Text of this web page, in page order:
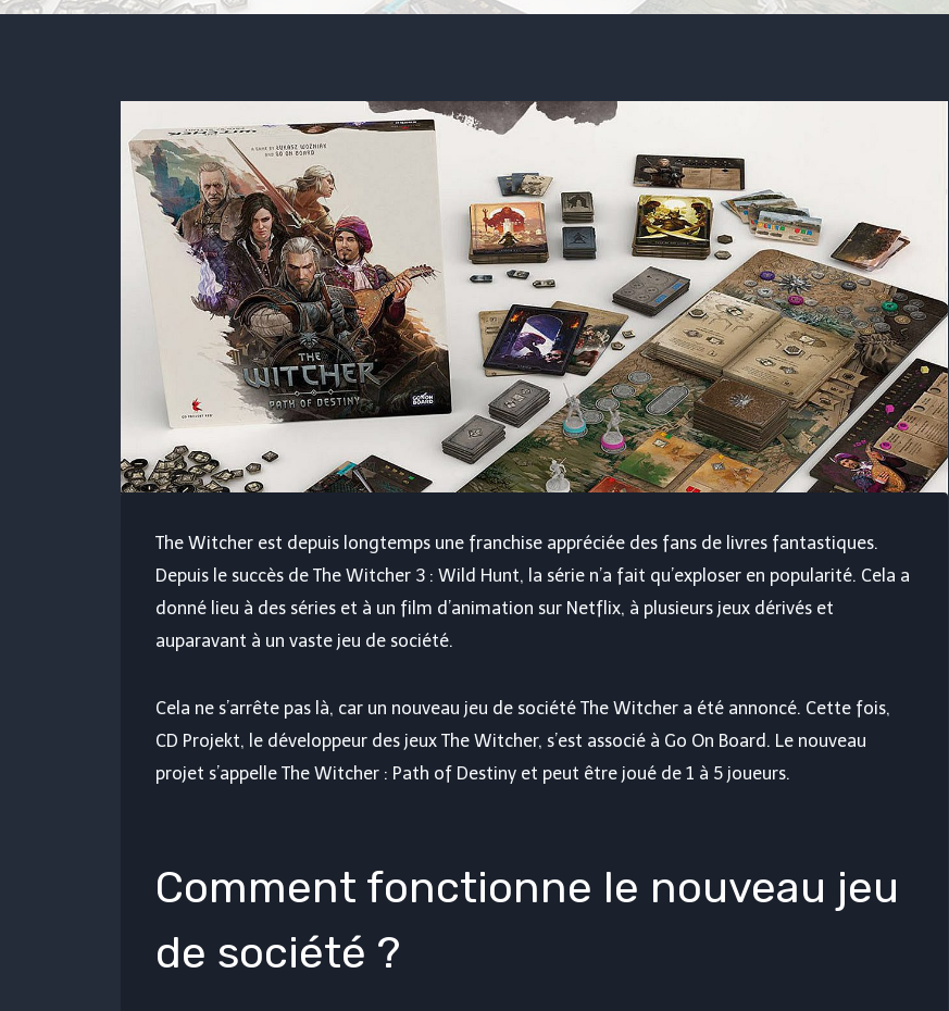
The Witcher est depuis longtemps une franchise appréciée des fans de livres fantastiques.
Depuis le succès de The Witcher 3 : Wild Hunt, la série n’a fait qu’exploser en popularité. Cela a
donné lieu à des séries et à un film d’animation sur Netflix, à plusieurs jeux dérivés et
auparavant à un vaste jeu de société.
Cela ne s’arrête pas là, car un nouveau jeu de société The Witcher a été annoncé. Cette fois,
CD Projekt, le développeur des jeux The Witcher, s’est associé à Go On Board. Le nouveau
projet s’appelle The Witcher : Path of Destiny et peut être joué de 1 à 5 joueurs.
Comment fonctionne le nouveau jeu
de société ?